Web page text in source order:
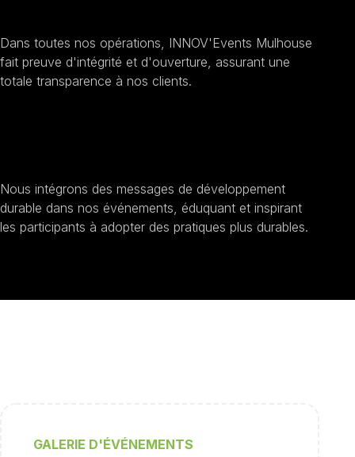
Dans toutes nos opérations, INNOV'Events Mulhouse
fait preuve d'intégrité et d'ouverture, assurant une
totale transparence à nos clients.
Nous intégrons des messages de développement
durable dans nos événements, éduquant et inspirant
les participants à adopter des pratiques plus durables.
GALERIE D'ÉVÉNEMENTS